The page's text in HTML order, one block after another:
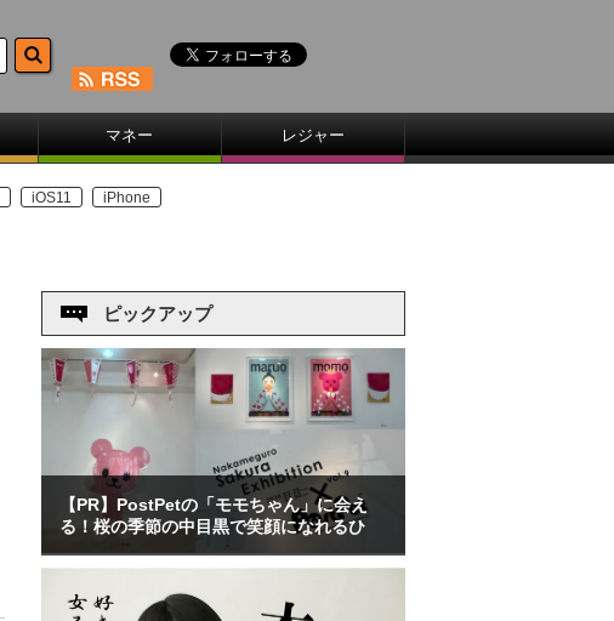
マネー レジャー
iOS11 iPhone
ピックアップ
【PR】PostPetの「モモちゃん」に会え
る！桜の季節の中目黒で笑顔になれるひ